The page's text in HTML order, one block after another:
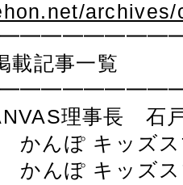
載記事一覧
理事長 石
かんぽ キッズ
んぽ キッズス